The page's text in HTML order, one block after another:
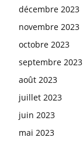
décembre 2023
novembre 2023
octobre 2023
septembre 2023
août 2023
juillet 2023
juin 2023
mai 2023